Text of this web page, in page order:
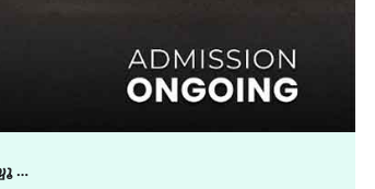
…
സൊസൈറ്റി ആഗസ്റ്റ് 7
വെള്ളിയാഴ്ച സ്‌ക്രീൻ